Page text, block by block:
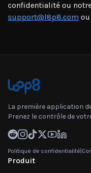
confidentialité ou
support@l8p8.com ou
La première application
Prenez le contrôle de
Politique de confidentialité
Produit